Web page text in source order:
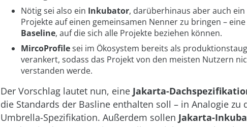
Nötig sei also ein Inkubator, darüberhinaus aber auch
Projekte auf einen gemeinsamen Nenner zu bringen – eine
Baseline, auf die sich alle Projekte beziehen können.
MircoProfilesei im Ökosystem bereits als
verankert, sodass das Projekt von den meisten Nutzern
verstanden werde.
Der Vorschlag lautet nun, eine Jakarta-
die Standards der Basline enthalten soll – in Analogie zu
Umbrella-Spezifikation. Außerdem sollen Jakarta-